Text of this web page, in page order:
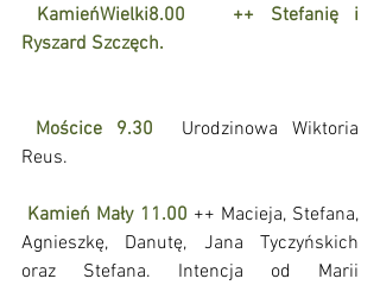
KamieńWielki8.00
++ Stefanię i
Ryszard Szczęch.
Mościce 9.30
Urodzinowa Wiktoria
Reus.
Kamień Mały 11.00 ++ Macieja, Stefana,
Agnieszkę, Danutę, Jana Tyczyńskich
oraz Stefana. Intencja od Marii